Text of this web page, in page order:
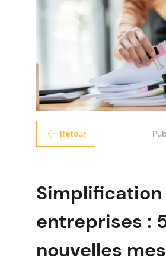
Retour
Simplification
entreprises :
nouvelles